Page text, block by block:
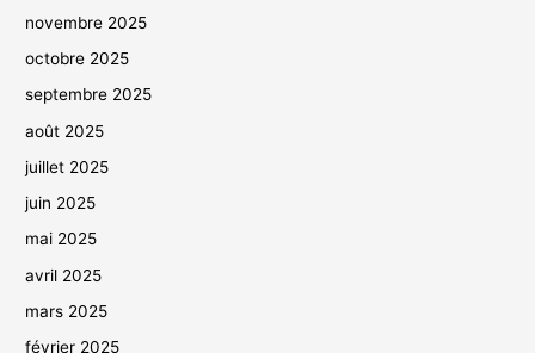
novembre 2025
octobre 2025
septembre 2025
août 2025
juillet 2025
juin 2025
mai 2025
avril 2025
mars 2025
février 2025